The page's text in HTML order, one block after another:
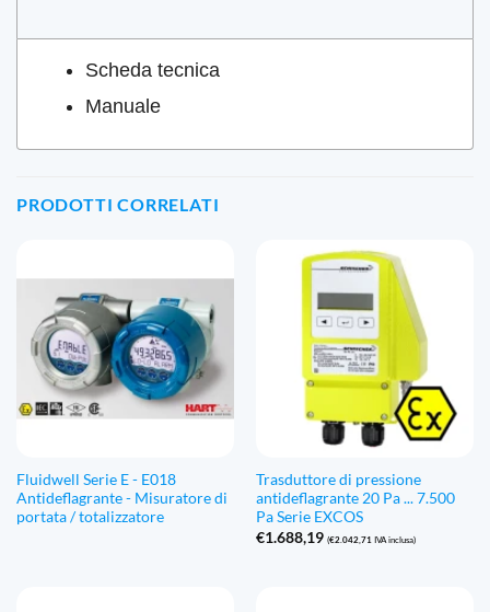
Scheda tecnica
Manuale
PRODOTTI CORRELATI
Fluidwell Serie E - E018
Antideflagrante - Misuratore di
portata / totalizzatore
Trasduttore di pressione
antideflagrante 20 Pa ... 7.500
Pa Serie EXCOS
€1.688,19 (€2.042,71 IVA inclusa)